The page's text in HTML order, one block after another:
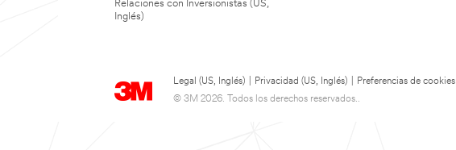
Relaciones con Inversionistas (US,
Inglés)
Legal (US, Inglés) Privacidad (US, Inglés)
Preferencias de cookies
© 3M 2026. Todos los derechos reservados..